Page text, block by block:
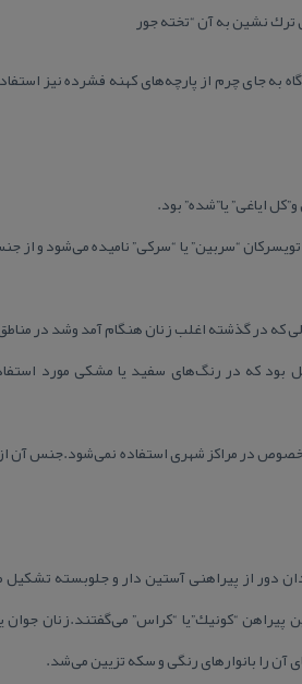
ترك نشین به آن “تخته جور
به جای چرم از پارچه‌های كهنه فشرده نیز
ایاغی” یا”شده” بود.
“سربین” یا “سركی” نامیده می‌شود و از
كه در گذشته اغلب زنان هنگام آمد وشد در
بود كه در رنگ‌های سفید یا مشكی مورد
در مراكز شهری استفاده نمی‌شود.جنس آن
از پیراهنی آستین دار و جلوبسته تشكیل
“كونیك”یا “كراس” می‌گفتند.زنان جوان
را بانوارهای رنگی و سكه تزیین می‌شد.